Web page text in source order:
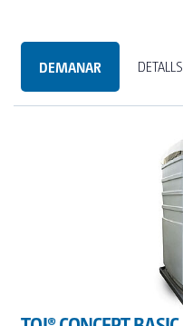
DEMANAR DETALLS